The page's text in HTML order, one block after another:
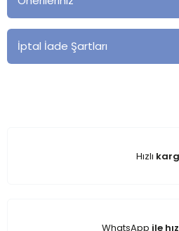
İptal İade Şartları
Hızlı
WhatsApp ile